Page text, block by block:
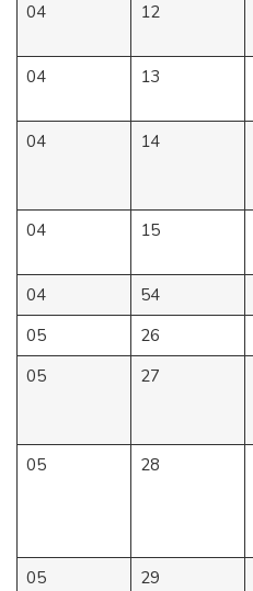
04
12
04 13
04 14
04 15
04 54
05
26
05
27
05 28
05 29